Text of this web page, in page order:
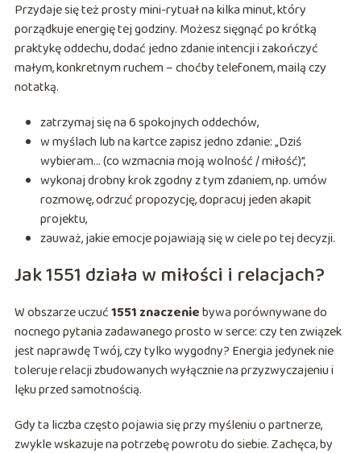
Przydaje się też prosty mini-rytuał na kilka minut, który
porządkuje energię tej godziny. Możesz sięgnąć po krótką
praktykę oddechu, dodać jedno zdanie intencji i zakończyć
małym, konkretnym ruchem – choćby telefonem, mailą czy
notatką.
zatrzymaj się na 6 spokojnych oddechów,
w myślach lub na kartce zapisz jedno zdanie: „Dziś
wybieram… (co wzmacnia moją wolność / miłość)”,
wykonaj drobny krok zgodny z tym zdaniem, np. umów
rozmowę, odrzuć propozycję, dopracuj jeden akapit
projektu,
zauważ, jakie emocje pojawiają się w ciele po tej decyzji.
Jak 1551 działa w miłości i relacjach?
W obszarze uczuć1551 znaczeniebywa porównywane do
nocnego pytania zadawanego prosto w serce: czy ten związek
jest naprawdę Twój, czy tylko wygodny? Energia jedynek nie
toleruje relacji zbudowanych wyłącznie na przyzwyczajeniu i
lęku przed samotnością.
Gdy ta liczba często pojawia się przy myśleniu o partnerze,
zwykle wskazuje na potrzebę powrotu do siebie. Zachęca, by